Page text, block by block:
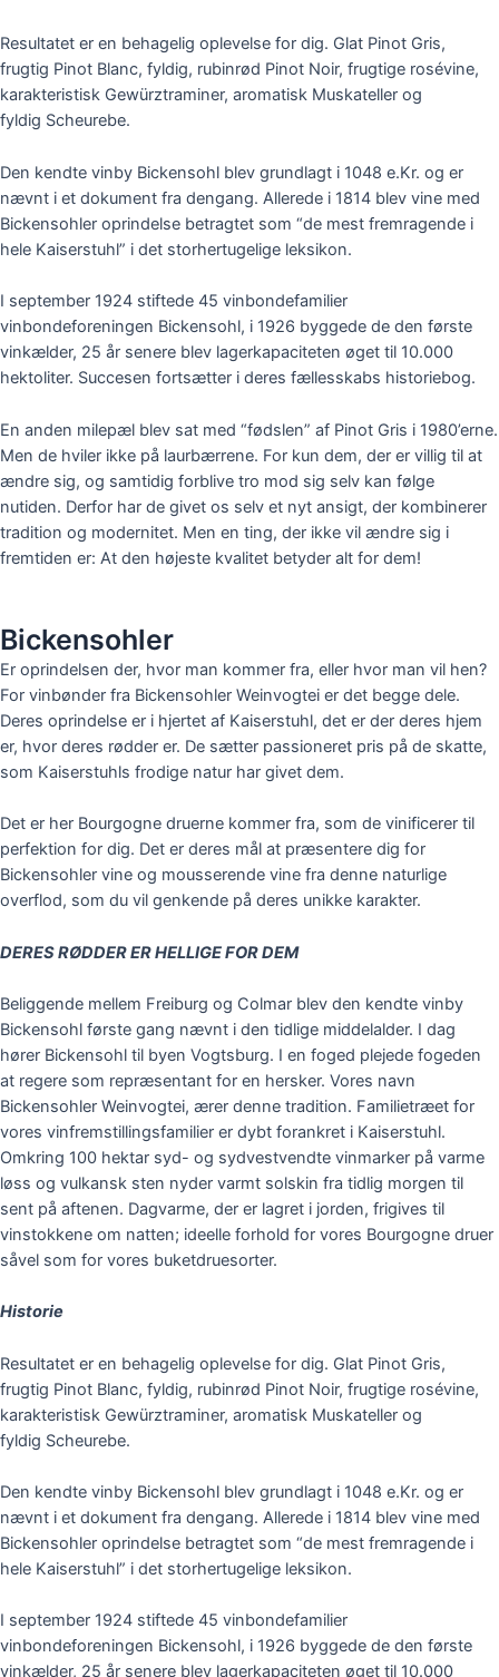
Resultatet er en behagelig oplevelse for dig. Glat Pinot Gris,
frugtig Pinot Blanc, fyldig, rubinrød Pinot Noir, frugtige rosévine,
karakteristisk Gewürztraminer, aromatisk Muskateller og
fyldig Scheurebe.
Den kendte vinby Bickensohl blev grundlagt i 1048 e.Kr. og er
nævnt i et dokument fra dengang. Allerede i 1814 blev vine med
Bickensohler oprindelse betragtet som “de mest fremragende i
hele Kaiserstuhl” i det storhertugelige leksikon.
I september 1924 stiftede 45 vinbondefamilier
vinbondeforeningen Bickensohl, i 1926 byggede de den første
vinkælder, 25 år senere blev lagerkapaciteten øget til 10.000
hektoliter. Succesen fortsætter i deres fællesskabs historiebog.
En anden milepæl blev sat med “fødslen” af Pinot Gris i 1980’erne.
Men de hviler ikke på laurbærrene. For kun dem, der er villig til at
ændre sig, og samtidig forblive tro mod sig selv kan følge
nutiden. Derfor har de givet os selv et nyt ansigt, der kombinerer
tradition og modernitet. Men en ting, der ikke vil ændre sig i
fremtiden er: At den højeste kvalitet betyder alt for dem!
Bickensohler
Er oprindelsen der, hvor man kommer fra, eller hvor man vil hen?
For vinbønder fra Bickensohler Weinvogtei er det begge dele.
Deres oprindelse er i hjertet af Kaiserstuhl, det er der deres hjem
er, hvor deres rødder er. De sætter passioneret pris på de skatte,
som Kaiserstuhls frodige natur har givet dem.
Det er her Bourgogne druerne kommer fra, som de vinificerer til
perfektion for dig. Det er deres mål at præsentere dig for
Bickensohler vine og mousserende vine fra denne naturlige
overflod, som du vil genkende på deres unikke karakter.
DERES RØDDER ER HELLIGE FOR DEM
Beliggende mellem Freiburg og Colmar blev den kendte vinby
Bickensohl første gang nævnt i den tidlige middelalder. I dag
hører Bickensohl til byen Vogtsburg. I en foged plejede fogeden
at regere som repræsentant for en hersker. Vores navn
Bickensohler Weinvogtei, ærer denne tradition. Familietræet for
vores vinfremstillingsfamilier er dybt forankret i Kaiserstuhl.
Omkring 100 hektar syd- og sydvestvendte vinmarker på varme
løss og vulkansk sten nyder varmt solskin fra tidlig morgen til
sent på aftenen. Dagvarme, der er lagret i jorden, frigives til
vinstokkene om natten; ideelle forhold for vores Bourgogne druer
såvel som for vores buketdruesorter.
Historie
Resultatet er en behagelig oplevelse for dig. Glat Pinot Gris,
frugtig Pinot Blanc, fyldig, rubinrød Pinot Noir, frugtige rosévine,
karakteristisk Gewürztraminer, aromatisk Muskateller og
fyldig Scheurebe.
Den kendte vinby Bickensohl blev grundlagt i 1048 e.Kr. og er
nævnt i et dokument fra dengang. Allerede i 1814 blev vine med
Bickensohler oprindelse betragtet som “de mest fremragende i
hele Kaiserstuhl” i det storhertugelige leksikon.
I september 1924 stiftede 45 vinbondefamilier
vinbondeforeningen Bickensohl, i 1926 byggede de den første
vinkælder, 25 år senere blev lagerkapaciteten øget til 10.000